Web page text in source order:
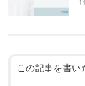
この記事を書